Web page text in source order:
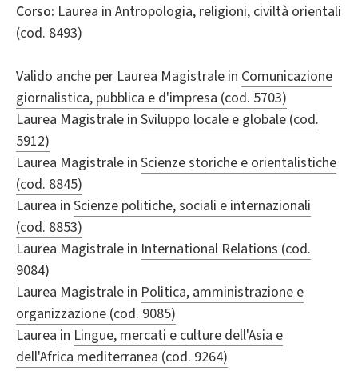
Corso: Laurea in Antropologia, religioni, civiltà orientali
(cod. 8493)
Valido anche per Laurea Magistrale in Comunicazione
giornalistica, pubblica e d'impresa (cod. 5703)
Laurea Magistrale in Sviluppo locale e globale (cod.
5912)
Laurea Magistrale in Scienze storiche e orientalistiche
(cod. 8845)
Laurea in Scienze politiche, sociali e internazionali
(cod. 8853)
Laurea Magistrale in International Relations (cod.
9084)
Laurea Magistrale in Politica, amministrazione e
organizzazione (cod. 9085)
Laurea in Lingue, mercati e culture dell'Asia e
dell'Africa mediterranea (cod. 9264)